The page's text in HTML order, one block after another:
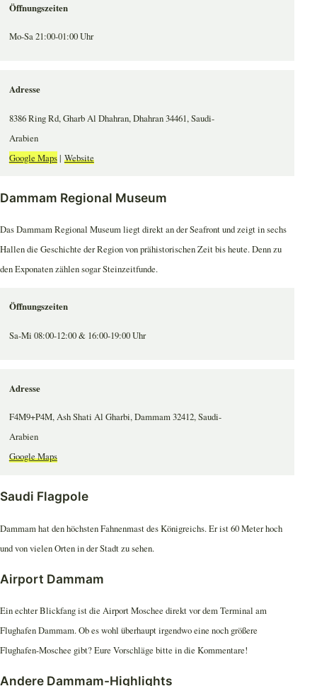
Öffnungszeiten
Mo-Sa 21:00-01:00 Uhr
Adresse
8386 Ring Rd, Gharb Al Dhahran, Dhahran 34461, Saudi-
Arabien
Google Maps| Website
Dammam Regional Museum
Das Dammam Regional Museum liegt direkt an der Seafront und zeigt in sechs
Hallen die Geschichte der Region von prähistorischen Zeit bis heute. Denn zu
den Exponaten zählen sogar Steinzeitfunde.
Öffnungszeiten
Sa-Mi 08:00-12:00 & 16:00-19:00 Uhr
Adresse
F4M9+P4M, Ash Shati Al Gharbi, Dammam 32412, Saudi-
Arabien
Google Maps
Saudi Flagpole
Dammam hat den höchsten Fahnenmast des Königreichs. Er ist 60 Meter hoch
und von vielen Orten in der Stadt zu sehen.
Airport Dammam
Ein echter Blickfang ist die Airport Moschee direkt vor dem Terminal am
Flughafen Dammam. Ob es wohl überhaupt irgendwo eine noch größere
Flughafen-Moschee gibt? Eure Vorschläge bitte in die Kommentare!
Andere Dammam-Highlights